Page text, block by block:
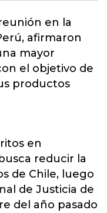
en la
, afirmaron
mayor
el objetivo de
productos
en
reducir la
de Chile, luego
de Justicia de
del año pasado